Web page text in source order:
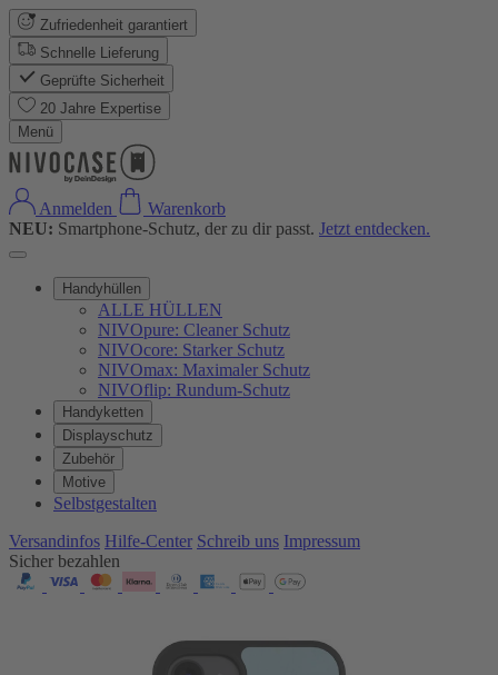
Zufriedenheit garantiert
Schnelle Lieferung
Geprüfte Sicherheit
20 Jahre Expertise
Menü
Anmelden
Warenkorb
NEU: Smartphone-Schutz, der zu dir passt. Jetzt entdecken.
Handyhüllen
ALLE HÜLLEN
NIVOpure: Cleaner Schutz
NIVOcore: Starker Schutz
NIVOmax: Maximaler Schutz
NIVOflip: Rundum-Schutz
Handyketten
Displayschutz
Zubehör
Motive
Selbstgestalten
Versandinfos Hilfe-Center Schreib uns Impressum
Sicher bezahlen